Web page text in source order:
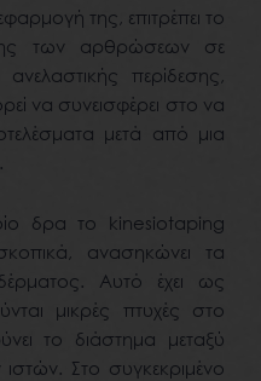
της, επιτρέπει το
των αρθρώσεων σε
περίδεσης,
να συνεισφέρει στο να
μετά από μια
δρα το kinesiotaping
ανασηκώνει τα
Αυτό έχει ως
μικρές πτυχές στο
το διάστημα μεταξύ
Στο συγκεκριμένο